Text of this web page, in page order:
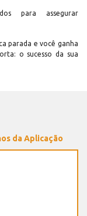
para assegurar
parada e você ganha
o sucesso da sua
da Aplicação